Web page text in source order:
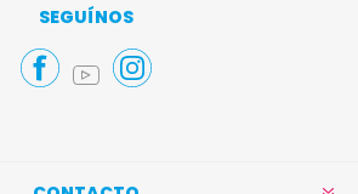
SEGUÍNOS